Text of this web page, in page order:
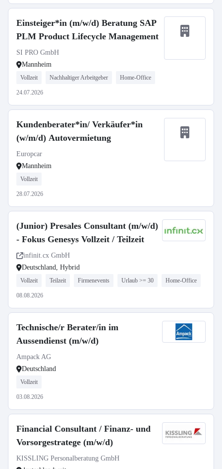
Einsteiger*in (m/w/d) Beratung SAP
PLM Product Lifecycle Management
SI PRO GmbH
Mannheim
Vollzeit Nachhaltiger Arbeitgeber Home-Office
24.07.2026
Kundenberater*in/ Verkäufer*in
(w/m/d) Autovermietung
Europcar
Mannheim
Vollzeit
28.07.2026
(Junior) Presales Consultant (m/w/d)
- Fokus Genesys Vollzeit / Teilzeit
infinit.cx GmbH
Deutschland, Hybrid
Vollzeit Teilzeit Firmenevents Urlaub >= 30 Home-Office
08.08.2026
Technische/r Berater/in im
Aussendienst (m/w/d)
Ampack AG
Deutschland
Vollzeit
03.08.2026
Financial Consultant / Finanz- und
Vorsorgestratege (m/w/d)
KISSLING Personalberatung GmbH